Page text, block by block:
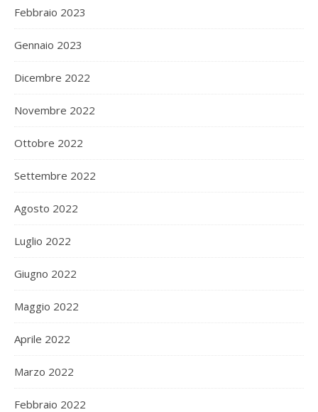
Febbraio 2023
Gennaio 2023
Dicembre 2022
Novembre 2022
Ottobre 2022
Settembre 2022
Agosto 2022
Luglio 2022
Giugno 2022
Maggio 2022
Aprile 2022
Marzo 2022
Febbraio 2022